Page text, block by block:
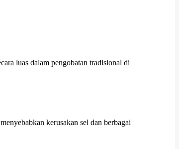
luas dalam pengobatan tradisional di
kerusakan sel dan berbagai